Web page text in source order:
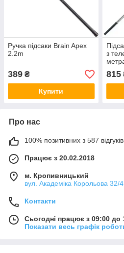
Ручка підсаки Brain Apex
2.2m
389 ₴
Купити
з
815
Про нас
100% позитивних з 587 відгуків
Працює з 20.02.2018
м. Кропивницький
вул. Академіка Корольова 32/
Контакти
Сьогодні працює з 09:00 до
Показати весь графік